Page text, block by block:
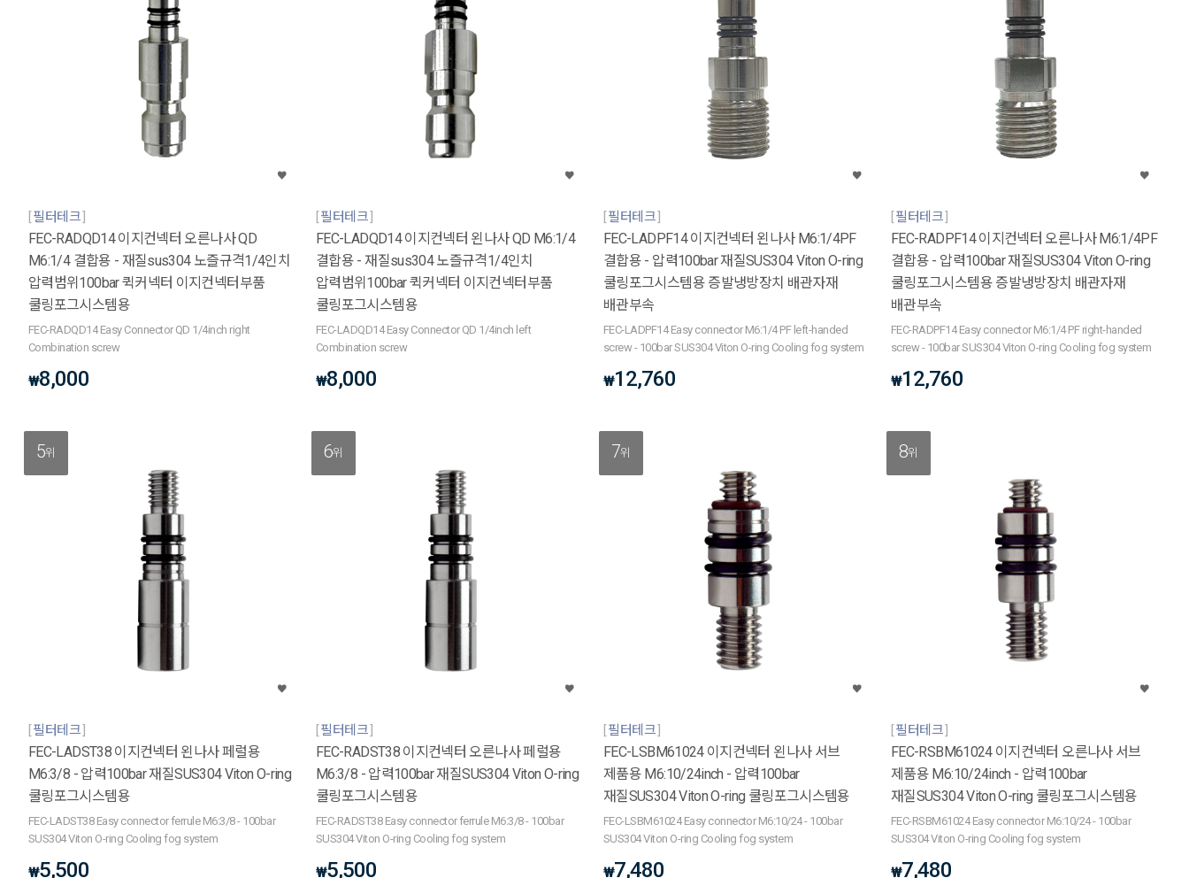
필터테크
FEC-RADQD14 이지컨넥터 오른나사 QD
M6:1/4 결합용 - 재질sus304 노즐규격1/4인치
압력범위100bar 퀵커넥터 이지컨넥터부품
쿨링포그시스템용
FEC-RADQD14 Easy Connector QD 1/4inch right
Combination screw
₩8,000
필터테크
FEC-LADQD14 이지컨넥터 왼나사 QD M6:1/4
결합용 - 재질sus304 노즐규격1/4인치
압력범위100bar 퀵커넥터 이지컨넥터부품
쿨링포그시스템용
FEC-LADQD14 Easy Connector QD 1/4inch left
Combination screw
₩8,000
필터테크
FEC-LADPF14 이지컨넥터 왼나사 M6:1/4PF
결합용 - 압력100bar 재질SUS304 Viton O-ring
쿨링포그시스템용 증발냉방장치 배관자재
배관부속
FEC-LADPF14 Easy connector M6:1/4 PF left-handed
screw - 100bar SUS304 Viton O-ring Cooling fog system
₩12,760
필터테크
FEC-RADPF14 이지컨넥터 오른나사 M6:1/4PF
결합용 - 압력100bar 재질SUS304 Viton O-ring
쿨링포그시스템용 증발냉방장치 배관자재
배관부속
FEC-RADPF14 Easy connector M6:1/4 PF right-handed
screw - 100bar SUS304 Viton O-ring Cooling fog system
₩12,760
5위
필터테크
FEC-LADST38 이지컨넥터 왼나사 페럴용
M6:3/8 - 압력100bar 재질SUS304 Viton O-ring
쿨링포그시스템용
FEC-LADST38 Easy connector ferrule M6:3/8 - 100bar
SUS304 Viton O-ring Cooling fog system
₩5,500
6위
필터테크
FEC-RADST38 이지컨넥터 오른나사 페럴용
M6:3/8 - 압력100bar 재질SUS304 Viton O-ring
쿨링포그시스템용
FEC-RADST38 Easy connector ferrule M6:3/8 - 100bar
SUS304 Viton O-ring Cooling fog system
₩5,500
7위
필터테크
FEC-LSBM61024 이지컨넥터 왼나사 서브
제품용 M6:10/24inch - 압력100bar
재질SUS304 Viton O-ring 쿨링포그시스템용
FEC-LSBM61024 Easy connector M6:10/24 - 100bar
SUS304 Viton O-ring Cooling fog system
₩7,480
8위
필터테크
FEC-RSBM61024 이지컨넥터 오른나사 서브
제품용 M6:10/24inch - 압력100bar
재질SUS304 Viton O-ring 쿨링포그시스템용
FEC-RSBM61024 Easy connector M6:10/24 - 100bar
SUS304 Viton O-ring Cooling fog system
₩7,480